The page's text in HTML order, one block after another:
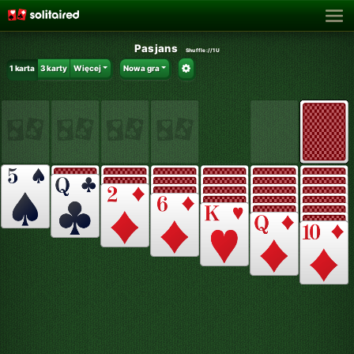
Pasjans Shuffle://1U
1 karta 3 karty Więcej Nowa gra